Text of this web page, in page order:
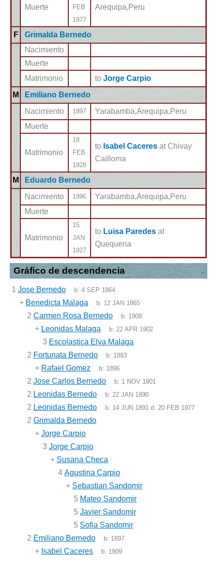
Muerte
FEB
1977
Arequipa,Peru
F
Grimalda Bernedo
Nacimiento
Muerte
Matrimonio
to Jorge Carpio
M
Emiliano Bernedo
Nacimiento
1897
Yarabamba,Arequipa,Peru
Muerte
Matrimonio
18
FEB
1928
to Isabel Caceres at Chivay
Cailloma
M
Eduardo Bernedo
Nacimiento
1896
Yarabamba,Arequipa,Peru
Muerte
Matrimonio
15
JAN
1927
to Luisa Paredes at
Quequena
Gráfico de descendencia
1 Jose Bernedo b:4 SEP 1864
+ Benedicta Malaga b: 12 JAN 1865
2 Carmen Rosa Bernedo b: 1908
+ Leonidas Malaga b:22 APR 1902
3 Escolastica Elva Malaga
2 Fortunata Bernedo b: 1893
+ Rafael Gomez b: 1896
2 Jose Carlos Bernedo b: 1 NOV 1901
2 Leonidas Bernedo b:22 JAN 1890
2 Leonidas Bernedo b: 14 JUN 1891 d:20 FEB 1977
2 Grimalda Bernedo
+ Jorge Carpio
3 Jorge Carpio
+ Susana Checa
4 Agustina Carpio
+ Sebastian Sandomir
5 Mateo Sandomir
5 Javier Sandomir
5 Sofia Sandomir
2 Emiliano Bernedo b: 1897
+ Isabel Caceres b: 1909